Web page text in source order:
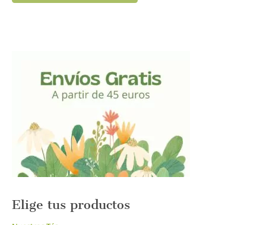
se
pueden
elegir
página
de
producto
Elige tus productos